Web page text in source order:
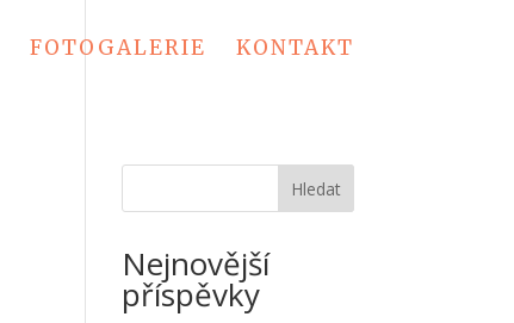
FOTOGALERIE KONTAKT
Hledat
Nejnovější
příspěvky